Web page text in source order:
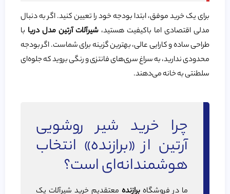
برای یک خرید موفق، ابتدا بودجه خود را تعیین کنید. اگر به دنبال
مدلی اقتصادی اما باکیفیت هستید، شیرآلات آرتین مدل دریا با
طراحی ساده و کارایی عالی، بهترین گزینه برای شماست. اگر بودجه
محدودی ندارید، به سراغ سری‌های فانتزی و رنگی بروید که جلوه‌ای
سلطنتی به خانه می‌دهند.
چرا خرید شیر روشویی
آرتین از «برازنده» انتخاب
هوشمندانه‌ای است؟